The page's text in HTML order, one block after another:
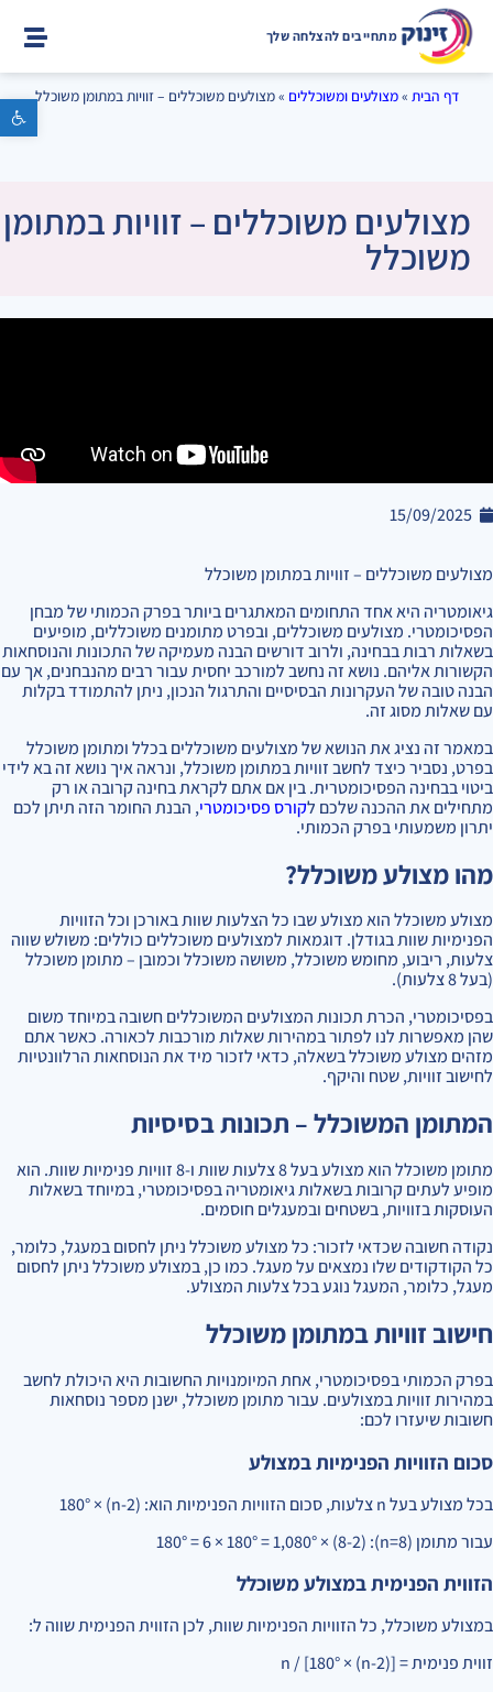
פתח סרגל נגישות
מתחייבים להצלחה שלך
דף הבית »מצולעים ומשוכללים »מצולעים משוכללים – זוויות במתומן משוכלל
מצולעים משוכללים – זוויות במתומן
משוכלל
15/09/2025
מצולעים משוכללים – זוויות במתומן משוכלל
גיאומטריה היא אחד התחומים המאתגרים ביותר בפרק הכמותי של מבחן
הפסיכומטרי. מצולעים משוכללים, ובפרט מתומנים משוכללים, מופיעים
בשאלות רבות בבחינה, ולרוב דורשים הבנה מעמיקה של התכונות והנוסחאות
הקשורות אליהם. נושא זה נחשב למורכב יחסית עבור רבים מהנבחנים, אך עם
הבנה טובה של העקרונות הבסיסיים והתרגול הנכון, ניתן להתמודד בקלות
עם שאלות מסוג זה.
במאמר זה נציג את הנושא של מצולעים משוכללים בכלל ומתומן משוכלל
בפרט, נסביר כיצד לחשב זוויות במתומן משוכלל, ונראה איך נושא זה בא לידי
ביטוי בבחינה הפסיכומטרית. בין אם אתם לקראת בחינה קרובה או רק
מתחילים את ההכנה שלכם לקורס פסיכומטרי, הבנת החומר הזה תיתן לכם
יתרון משמעותי בפרק הכמותי.
מהו מצולע משוכלל?
מצולע משוכלל הוא מצולע שבו כל הצלעות שוות באורכן וכל הזוויות
הפנימיות שוות בגודלן. דוגמאות למצולעים משוכללים כוללים: משולש שווה
צלעות, ריבוע, מחומש משוכלל, משושה משוכלל וכמובן – מתומן משוכלל
(בעל 8 צלעות).
בפסיכומטרי, הכרת תכונות המצולעים המשוכללים חשובה במיוחד משום
שהן מאפשרות לנו לפתור במהירות שאלות מורכבות לכאורה. כאשר אתם
מזהים מצולע משוכלל בשאלה, כדאי לזכור מיד את הנוסחאות הרלוונטיות
לחישוב זוויות, שטח והיקף.
המתומן המשוכלל – תכונות בסיסיות
מתומן משוכלל הוא מצולע בעל 8 צלעות שוות ו-8 זוויות פנימיות שוות. הוא
מופיע לעתים קרובות בשאלות גיאומטריה בפסיכומטרי, במיוחד בשאלות
העוסקות בזוויות, בשטחים ובמעגלים חוסמים.
נקודה חשובה שכדאי לזכור: כל מצולע משוכלל ניתן לחסום במעגל, כלומר,
כל הקודקודים שלו נמצאים על מעגל. כמו כן, במצולע משוכלל ניתן לחסום
מעגל, כלומר, המעגל נוגע בכל צלעות המצולע.
חישוב זוויות במתומן משוכלל
בפרק הכמותי בפסיכומטרי, אחת המיומנויות החשובות היא היכולת לחשב
במהירות זוויות במצולעים. עבור מתומן משוכלל, ישנן מספר נוסחאות
חשובות שיעזרו לכם:
סכום הזוויות הפנימיות במצולע
בכל מצולע בעל n צלעות, סכום הזוויות הפנימיות הוא: (n-2) × 180°
עבור מתומן (n=8): (8-2) × 180° = 6 × 180° = 1,080°
הזווית הפנימית במצולע משוכלל
במצולע משוכלל, כל הזוויות הפנימיות שוות, לכן הזווית הפנימית שווה ל:
זווית פנימית = [(n-2) × 180°] / n